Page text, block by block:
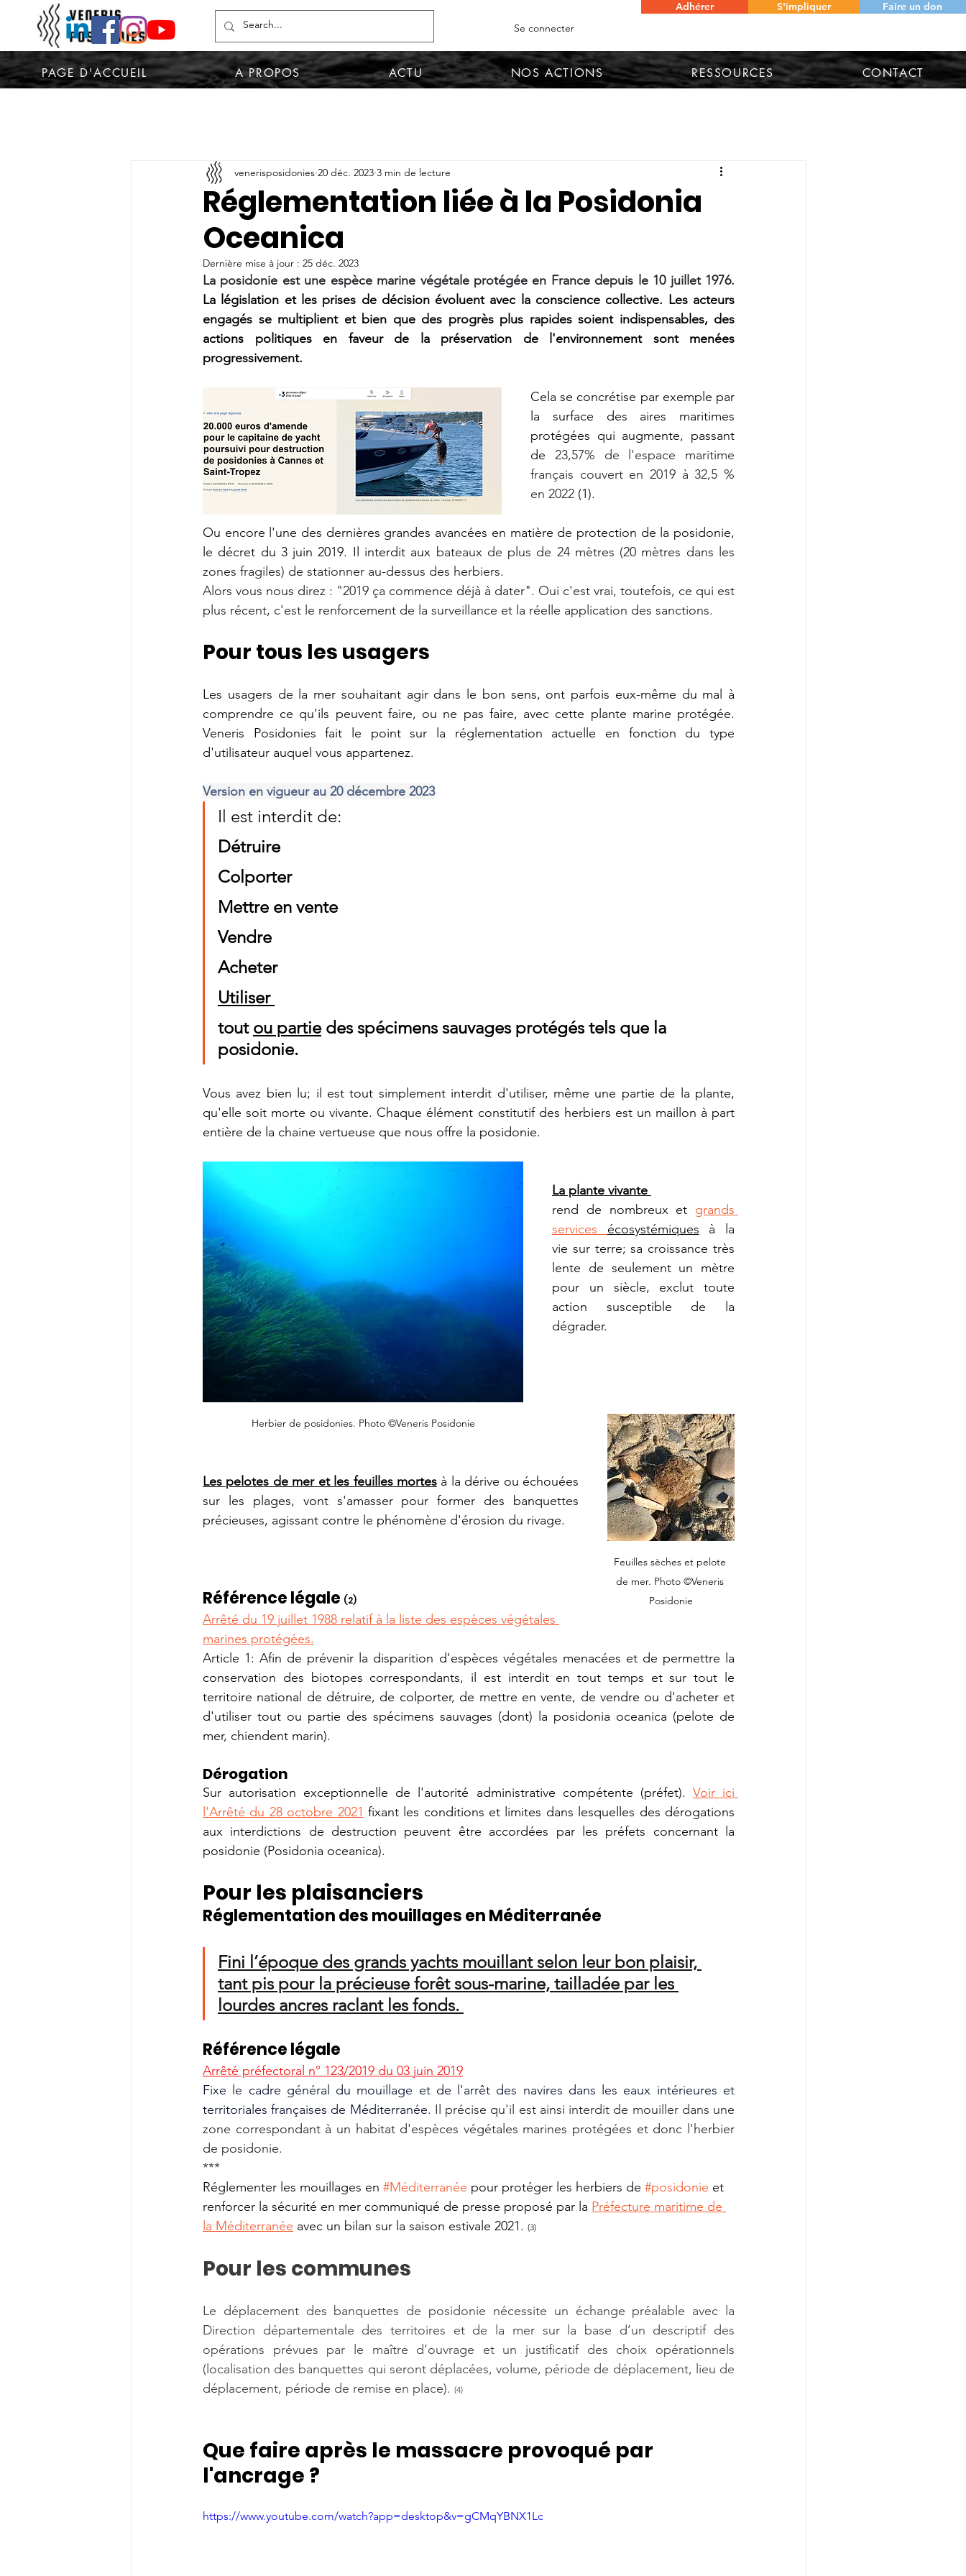
Se connecter
Adhérer S'impliquer Faire un don
PAGE D'ACCUEIL A PROPOS ACTU NOS ACTIONS RESSOURCES CONTACT
Réglementation liée à la Posidonia
Oceanica
venerisposidonies 20 déc. 2023 3 min de lecture
Dernière mise à jour : 25 déc. 2023
La législation et les prises de décision évoluent avec la conscience collective. Les acteurs
engagés se multiplient et bien que des progrès plus rapides soient indispensables, des
actions politiques en faveur de la préservation de l'environnement sont menées
progressivement.
Cela se concrétise par exemple par
la surface des aires maritimes
protégées qui augmente, passant
de 23,57% de l'espace maritime
français couvert en 2019 à 32,5 %
en 2022 (1).
Ou encore l'une des dernières grandes avancées en matière de protection de la posidonie,
le décret du 3 juin 2019. Il interdit aux bateaux de plus de 24 mètres (20 mètres dans les
zones fragiles) de stationner au-dessus des herbiers.
Alors vous nous direz : "2019 ça commence déjà à dater". Oui c'est vrai, toutefois, ce qui est
plus récent, c'est le renforcement de la surveillance et la réelle application des sanctions.
Pour tous les usagers
Les usagers de la mer souhaitant agir dans le bon sens, ont parfois eux-même du mal à
comprendre ce qu'ils peuvent faire, ou ne pas faire, avec cette plante marine protégée.
Veneris Posidonies fait le point sur la réglementation actuelle en fonction du type
d'utilisateur auquel vous appartenez.
Version en vigueur au 20 décembre 2023
Il est interdit de:
Détruire
Colporter
Mettre en vente
Vendre
Acheter
Utiliser
tout ou partie des spécimens sauvages protégés tels que la
posidonie.
Vous avez bien lu; il est tout simplement interdit d'utiliser, même une partie de la plante,
qu'elle soit morte ou vivante. Chaque élément constitutif des herbiers est un maillon à part
entière de la chaine vertueuse que nous offre la posidonie.
Herbier de posidonies. Photo ©Veneris Posidonie
La plante vivante
rend de nombreux et grands
services écosystémiques à la
vie sur terre; sa croissance très
lente de seulement un mètre
pour un siècle, exclut toute
action susceptible de la
dégrader.
Feuilles sèches et pelote
de mer. Photo ©Veneris
Posidonie
Les pelotes de mer et les feuilles mortes à la dérive ou échouées
sur les plages, vont s'amasser pour former des banquettes
précieuses, agissant contre le phénomène d'érosion du rivage.
Référence légale (2)
Arrêté du 19 juillet 1988 relatif à la liste des espèces végétales
marines protégées.
Article 1: Afin de prévenir la disparition d'espèces végétales menacées et de permettre la
conservation des biotopes correspondants, il est interdit en tout temps et sur tout le
territoire national de détruire, de colporter, de mettre en vente, de vendre ou d'acheter et
d'utiliser tout ou partie des spécimens sauvages (dont) la posidonia oceanica (pelote de
mer, chiendent marin).
Dérogation
Sur autorisation exceptionnelle de l'autorité administrative compétente (préfet). Voir ici
l'Arrêté du 28 octobre 2021 fixant les conditions et limites dans lesquelles des dérogations
aux interdictions de destruction peuvent être accordées par les préfets concernant la
posidonie (Posidonia oceanica).
Pour les plaisanciers
Réglementation des mouillages en Méditerranée
Fini l’époque des grands yachts mouillant selon leur bon plaisir,
tant pis pour la précieuse forêt sous-marine, tailladée par les
lourdes ancres raclant les fonds.
Référence légale
Arrêté préfectoral n° 123/2019 du 03 juin 2019
Fixe le cadre général du mouillage et de l'arrêt des navires dans les eaux intérieures et
territoriales françaises de Méditerranée. Il précise qu'il est ainsi interdit de mouiller dans une
zone correspondant à un habitat d'espèces végétales marines protégées et donc l'herbier
de posidonie.
***
Réglementer les mouillages en #Méditerranée pour protéger les herbiers de #posidonie et
renforcer la sécurité en mer communiqué de presse proposé par la Préfecture maritime de
la Méditerranée avec un bilan sur la saison estivale 2021. (3)
Pour les communes
Le déplacement des banquettes de posidonie nécessite un échange préalable avec la
Direction départementale des territoires et de la mer sur la base d’un descriptif des
opérations prévues par le maître d’ouvrage et un justificatif des choix opérationnels
(localisation des banquettes qui seront déplacées, volume, période de déplacement, lieu de
déplacement, période de remise en place). (4)
Que faire après le massacre provoqué par
l'ancrage ?
https://www.youtube.com/watch?app=desktop&v=gCMqYBNX1Lc